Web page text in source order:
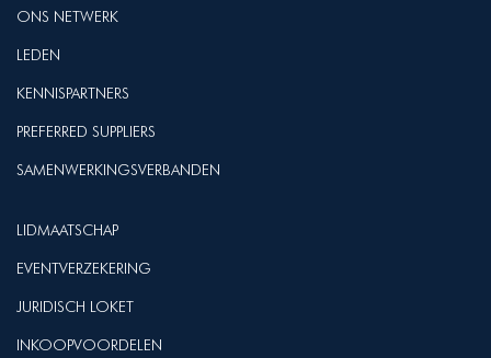
ONS NETWERK
LEDEN
KENNISPARTNERS
PREFERRED SUPPLIERS
SAMENWERKINGSVERBANDEN
LIDMAATSCHAP
EVENTVERZEKERING
JURIDISCH LOKET
INKOOPVOORDELEN